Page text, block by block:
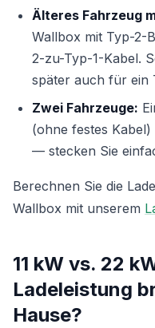
Älteres Fahrzeug
Wallbox mit Typ-2-
2-zu-Typ-1-Kabel.
später auch für ein
Zwei Fahrzeuge:
(ohne festes
— stecken Sie
Berechnen Sie die
Wallbox mit unserem
11 kW vs. 22
Ladeleistung
Hause?